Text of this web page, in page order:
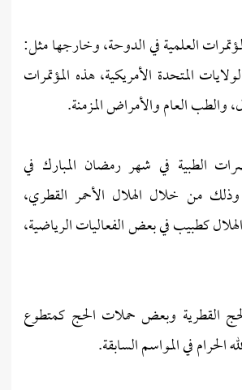
العلمية في الدوحة، وخارجها مثل:
المتحدة الأمريكية، هذه المؤتمرات
والطب العام والأمراض المزمنة.
الطبية في شهر رمضان المبارك في
وذلك من خلال الهلال الأحمر القطري،
كطبيب في بعض الفعاليات الرياضية،
القطرية وبعض حملات الحج كمتطوع
في المواسم السابقة.